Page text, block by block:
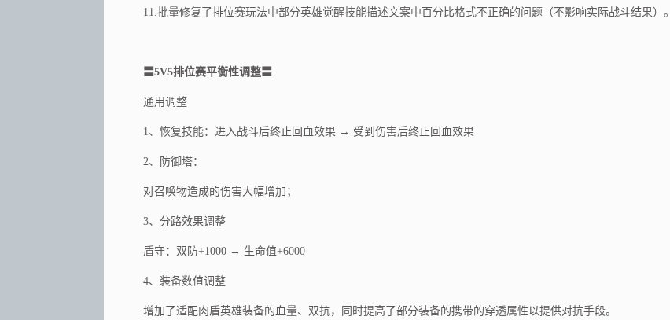
11.批量修复了排位赛玩法中部分英雄觉醒技能描述文案中百分比格式不正确的问题（不影响实际战斗结果）。
〓5V5排位赛平衡性调整〓
通用调整
1、恢复技能：进入战斗后终止回血效果 → 受到伤害后终止回血效果
2、防御塔：
对召唤物造成的伤害大幅增加；
3、分路效果调整
盾守：双防+1000 → 生命值+6000
4、装备数值调整
增加了适配肉盾英雄装备的血量、双抗，同时提高了部分装备的携带的穿透属性以提供对抗手段。